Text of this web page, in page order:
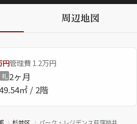
探す
ート
ア向け
周辺地図
円管理費 1.2万円
礼 2ヶ月
㎡ / 2階
杉並区 パーク・レジデンス荻窪桃井